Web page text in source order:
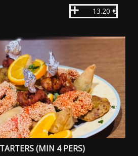
13.20 €
(MIN 4 PERS)